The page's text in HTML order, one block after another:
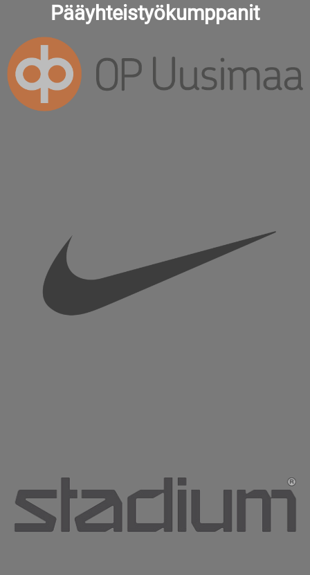
Pääyhteistyökumppanit